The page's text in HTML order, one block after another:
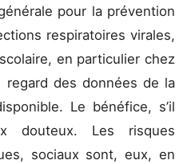
pour la prévention
respiratoires virales,
en particulier chez
regard des données de la
Le bénéfice, s’il
douteux. Les risques
sociaux sont, eux, en